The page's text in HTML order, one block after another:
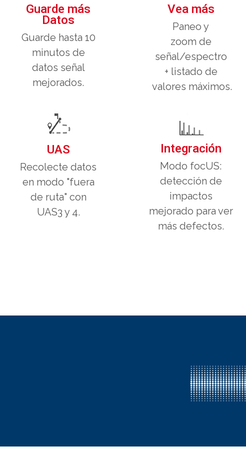
Guarde más
Datos
Guarde hasta 10
minutos de
datos señal
mejorados.
UAS
Recolecte datos
en modo "fuera
de ruta" con
UAS3 y 4.
Vea más
Paneo y
zoom de
señal/espectro
+ listado de
valores máximos.
Integración
Modo focUS:
detección de
impactos
mejorado para ver
más defectos.